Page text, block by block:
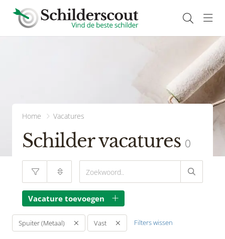
Home Vacatures
Schilder vacatures 0
Vacature toevoegen
Spuiter (Metaal) Vast Filters wissen